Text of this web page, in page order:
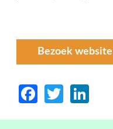
Bezoek website
Facebook
Twitter